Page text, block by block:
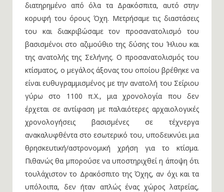
διατηρημένο από όλα τα Δρακόσπιτα, αυτό στην
κορυφή του όρους Όχη. Μετρήσαμε τις διαστάσεις
του και διακριβώσαμε τον προσανατολισμό του
βασισμένοι στο αζιμούθιο της δύσης του Ήλιου και
της ανατολής της Σελήνης. Ο προσανατολισμός του
κτίσματος, ο μεγάλος άξονας του οποίου βρέθηκε να
είναι ευθυγραμμισμένος με την ανατολή του Σείριου
γύρω στο 1100 π.Χ., μια χρονολογία που δεν
έρχεται σε αντίφαση με παλαιότερες αρχαιολογικές
χρονολογήσεις βασισμένες σε τέχνεργα
ανακαλυφθέντα στο εσωτερικό του, υποδεικνύει μια
θρησκευτική/αστρονομική χρήση για το κτίσμα.
Πιθανώς θα μπορούσε να υποστηριχθεί η άποψη ότι
τουλάχιστον το Δρακόσπιτο της Όχης, αν όχι και τα
υπόλοιπα, δεν ήταν απλώς ένας χώρος λατρείας,